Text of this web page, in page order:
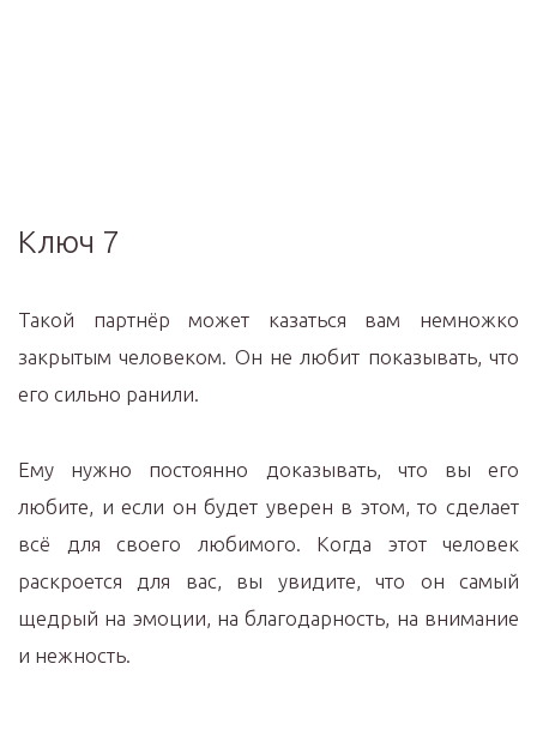
Ключ 7
Такой партнёр может казаться вам немножко
закрытым человеком. Он не любит показывать, что
его сильно ранили.
Ему нужно постоянно доказывать, что вы его
любите, и если он будет уверен в этом, то сделает
всё для своего любимого. Когда этот человек
раскроется для вас, вы увидите, что он самый
щедрый на эмоции, на благодарность, на внимание
и нежность.